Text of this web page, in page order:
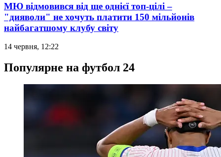
МЮ відмовився від ще однієї топ-цілі –
"дияволи" не хочуть платити 150 мільйонів
найбагатшому клубу світу
14 червня, 12:22
Популярне на футбол 24